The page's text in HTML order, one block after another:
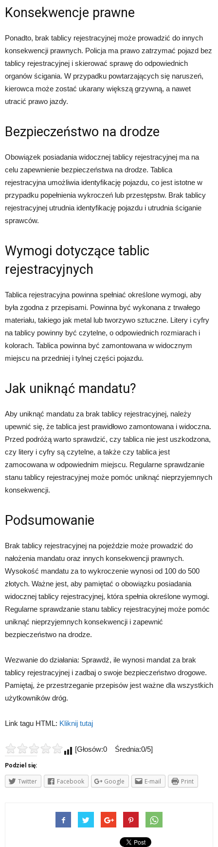
Konsekwencje prawne
Ponadto, brak tablicy rejestracyjnej może prowadzić do innych
konsekwencji prawnych. Policja ma prawo zatrzymać pojazd bez
tablicy rejestracyjnej i skierować sprawę do odpowiednich
organów ścigania. W przypadku powtarzających się naruszeń,
kierowca może zostać ukarany większą grzywną, a nawet
utracić prawo jazdy.
Bezpieczeństwo na drodze
Obowiązek posiadania widocznej tablicy rejestracyjnej ma na
celu zapewnienie bezpieczeństwa na drodze. Tablica
rejestracyjna umożliwia identyfikację pojazdu, co jest istotne w
przypadku popełnienia wykroczeń lub przestępstw. Brak tablicy
rejestracyjnej utrudnia identyfikację pojazdu i utrudnia ściganie
sprawców.
Wymogi dotyczące tablic
rejestracyjnych
Tablica rejestracyjna powinna spełniać określone wymogi, aby
była zgodna z przepisami. Powinna być wykonana z trwałego
materiału, takiego jak metal lub tworzywo sztuczne. Litery i cyfry
na tablicy powinny być czytelne, o odpowiednich rozmiarach i
kolorach. Tablica powinna być zamontowana w widocznym
miejscu na przedniej i tylnej części pojazdu.
Jak uniknąć mandatu?
Aby uniknąć mandatu za brak tablicy rejestracyjnej, należy
upewnić się, że tablica jest prawidłowo zamontowana i widoczna.
Przed podróżą warto sprawdzić, czy tablica nie jest uszkodzona,
czy litery i cyfry są czytelne, a także czy tablica jest
zamocowana w odpowiednim miejscu. Regularne sprawdzanie
stanu tablicy rejestracyjnej może pomóc uniknąć nieprzyjemnych
konsekwencji.
Podsumowanie
Brak tablicy rejestracyjnej na pojeździe może prowadzić do
nałożenia mandatu oraz innych konsekwencji prawnych.
Wysokość mandatu za to wykroczenie wynosi od 100 do 500
złotych. Ważne jest, aby pamiętać o obowiązku posiadania
widocznej tablicy rejestracyjnej, która spełnia określone wymogi.
Regularne sprawdzanie stanu tablicy rejestracyjnej może pomóc
uniknąć nieprzyjemnych konsekwencji i zapewnić
bezpieczeństwo na drodze.
Wezwanie do działania: Sprawdź, ile wynosi mandat za brak
tablicy rejestracyjnej i zadbaj o swoje bezpieczeństwo drogowe.
Pamiętaj, że przestrzeganie przepisów jest ważne dla wszystkich
użytkowników dróg.
Link tagu HTML: Kliknij tutaj
[Głosów:0 Średnia:0/5]
Podziel się:
Twitter Facebook Google E-mail Print